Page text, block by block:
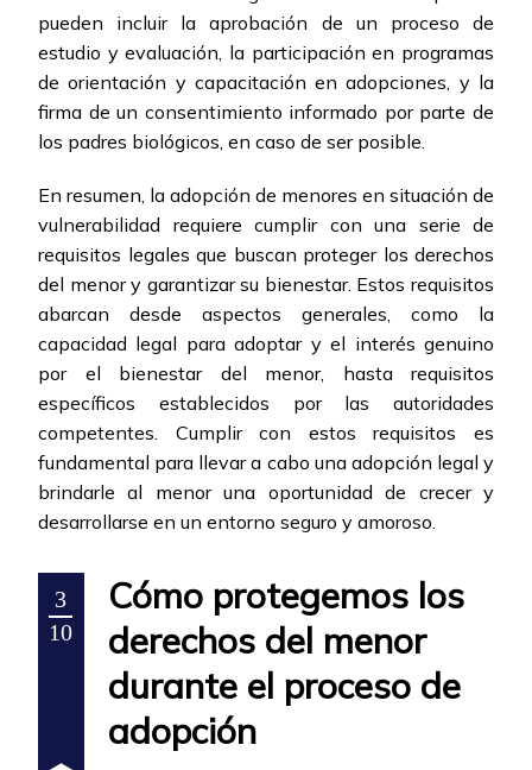
pueden incluir la aprobación de un proceso de
estudio y evaluación, la participación en programas
de orientación y capacitación en adopciones, y la
firma de un consentimiento informado por parte de
los padres biológicos, en caso de ser posible.
En resumen, la adopción de menores en situación de
vulnerabilidad requiere cumplir con una serie de
requisitos legales que buscan proteger los derechos
del menor y garantizar su bienestar. Estos requisitos
abarcan desde aspectos generales, como la
capacidad legal para adoptar y el interés genuino
por el bienestar del menor, hasta requisitos
específicos establecidos por las autoridades
competentes. Cumplir con estos requisitos es
fundamental para llevar a cabo una adopción legal y
brindarle al menor una oportunidad de crecer y
desarrollarse en un entorno seguro y amoroso.
3
10
Cómo protegemos los
derechos del menor
durante el proceso de
adopción